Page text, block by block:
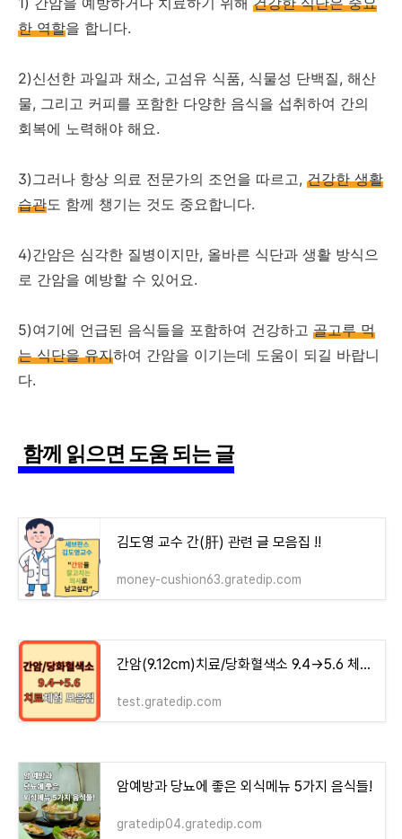
한 역할을 합니다.
2)신선한 과일과 채소, 고섬유 식품, 식물성 단백질, 해산
물, 그리고 커피를 포함한 다양한 음식을 섭취하여 간의
회복에 노력해야 해요.
3)그러나 항상 의료 전문가의 조언을 따르고, 건강한 생활
습관도 함께 챙기는 것도 중요합니다.
4)간암은 심각한 질병이지만, 올바른 식단과 생활 방식으
로 간암을 예방할 수 있어요.
5)여기에 언급된 음식들을 포함하여 건강하고 골고루 먹
는 식단을 유지하여 간암을 이기는데 도움이 되길 바랍니
다.
함께 읽으면 도움 되는 글
김도영 교수 간(肝) 관련 글 모음집 !!
money-cushion63.gratedip.com
간암(9.12cm)치료/당화혈색소 9.4→5.6 체험기 모음집 - money-health
test.gratedip.com
암예방과 당뇨에 좋은 외식메뉴 5가지 음식들!
gratedip04.gratedip.com